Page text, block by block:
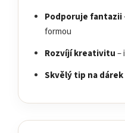
Podporuje fantazii
formou
Rozvíjí kreativitu–
Skvělý tip na dárek